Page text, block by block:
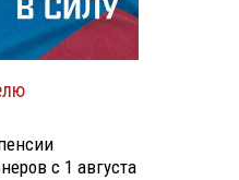
с 1 августа